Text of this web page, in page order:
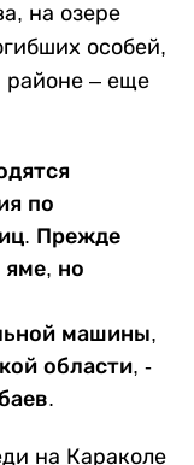
на озере
особей,
районе – еще
по
Прежде
но
машины,
области, -
на Караколе